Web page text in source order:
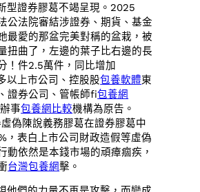
型證券膠葛不竭呈現。2025
公法院審結涉證券、期貨、基金
最愛的那盆完美對稱的盆栽，被
扭曲了，左邊的葉子比右邊的長
！件2.5萬件，同比增加
以上市公司、控股股包養軟體東
證券公司、管帳師fi包養網
事包養網比較機構為原告。
偽陳說義務膠葛在證券膠葛中
，表白上市公司財政造假等虛偽
動依然是本錢市場的頑瘴痼疾，
台灣包養網擊。